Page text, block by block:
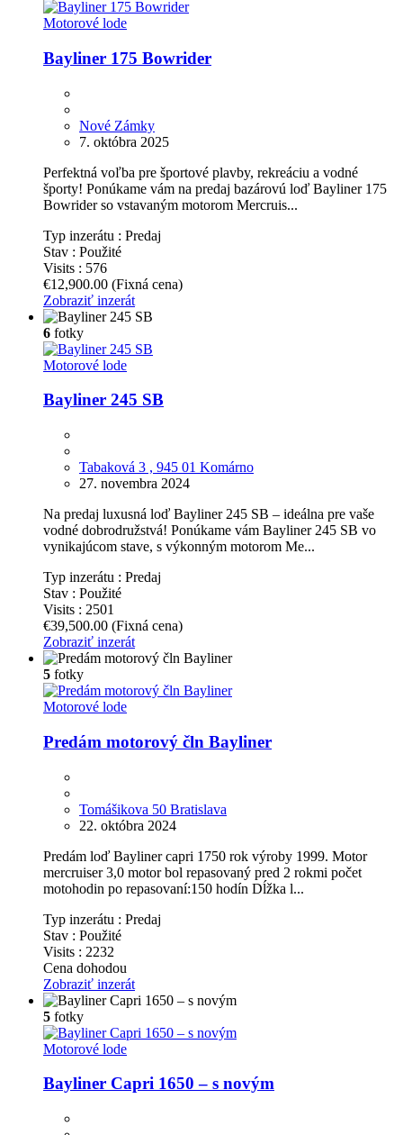
Motorové lode
Bayliner 175 Bowrider
Nové Zámky
7. októbra 2025
Perfektná voľba pre športové plavby, rekreáciu a vodné
športy! Ponúkame vám na predaj bazárovú loď Bayliner 175
Bowrider so vstavaným motorom Mercruis...
Typ inzerátu : Predaj
Stav : Použité
Visits : 576
€12,900.00 (Fixná cena)
Zobraziť inzerát
6 fotky
Motorové lode
Bayliner 245 SB
Tabaková 3 , 945 01 Komárno
27. novembra 2024
Na predaj luxusná loď Bayliner 245 SB – ideálna pre vaše
vodné dobrodružstvá! Ponúkame vám Bayliner 245 SB vo
vynikajúcom stave, s výkonným motorom Me...
Typ inzerátu : Predaj
Stav : Použité
Visits : 2501
€39,500.00 (Fixná cena)
Zobraziť inzerát
5 fotky
Motorové lode
Predám motorový čln Bayliner
Tomášikova 50 Bratislava
22. októbra 2024
Predám loď Bayliner capri 1750 rok výroby 1999. Motor
mercruiser 3,0 motor bol repasovaný pred 2 rokmi počet
motohodin po repasovaní:150 hodín Dĺžka l...
Typ inzerátu : Predaj
Stav : Použité
Visits : 2232
Cena dohodou
Zobraziť inzerát
5 fotky
Motorové lode
Bayliner Capri 1650 – s novým